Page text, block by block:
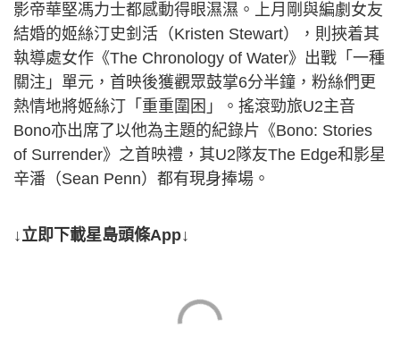
影帝華堅馮力士都感動得眼濕濕。上月剛與編劇女友
結婚的姬絲汀史釗活（Kristen Stewart），則挾着其
執導處女作《The Chronology of Water》出戰「一種
關注」單元，首映後獲觀眾鼓掌6分半鐘，粉絲們更
熱情地將姬絲汀「重重圍困」。搖滾勁旅U2主音
Bono亦出席了以他為主題的紀錄片《Bono: Stories
of Surrender》之首映禮，其U2隊友The Edge和影星
辛潘（Sean Penn）都有現身捧場。
↓立即下載星島頭條App↓